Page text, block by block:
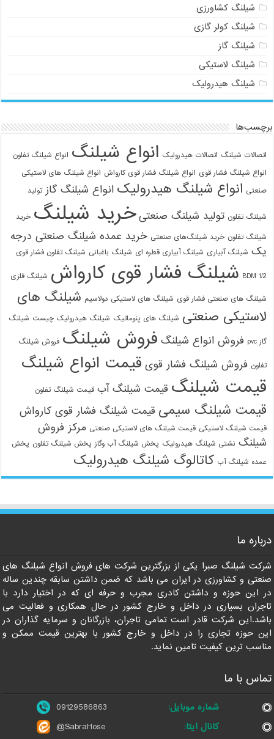
شیلنگ کشاورزی
شیلنگ کولر گازی
شیلنگ گاز
شیلنگ لاستیکی
شیلنگ هیدرولیک
برچسب‌ها
اتصالات شیلنگ اتصالات هیدرولیک انواع شیلنگ انواع شیلنگ تفلون
انواع شیلنگ فشار قوی انواع شیلنگ فشار قوی کارواش انواع شیلنگ های لاستیکی
صنعتی انواع شیلنگ هیدرولیک انواع شیلنگ گاز تولید
شیلنگ تفلون تولید شیلنگ صنعتی خرید شیلنگ خرید
شیلنگ تفلون خرید شیلنگ‌های صنعتی خرید عمده شیلنگ صنعتی درجه
یک شیلنگ آبیاری شیلنگ آبیاری قطره ای شیلنگ باغبانی شیلنگ تفلون فشار قوی
1/2 BDM شیلنگ فشار قوی کارواش شیلنگ فلزی
شیلنگ های صنعتی فشار قوی شیلنگ های لاستیکی دولاسیم شیلنگ های
لاستیکی صنعتی شیلنگ های پنوماتیک شیلنگ هیدرولیک چیست شیلنگ
گاز pvc فروش انواع شیلنگ فروش شیلنگ فروش شیلنگ
تفلون فروش شیلنگ فشار قوی قیمت انواع شیلنگ
قیمت شیلنگ قیمت شیلنگ آب قیمت شیلنگ تفلون
قیمت شیلنگ سیمی قیمت شیلنگ فشار قوی کارواش
قیمت شیلنگ لاستیکی قیمت شیلنگ های لاستیکی صنعتی مرکز فروش
شیلنگ نشتی شیلنگ هیدرولیک پخش شیلنگ آب وگاز پخش شیلنگ تفلون پخش
عمده شیلنگ آب کاتالوگ شیلنگ هیدرولیک
درباره ما
شرکت شیلنگ صبرا یکی از بزرگترین شرکت های فروش انواع شیلنگ های
صنعتی و کشاورزی در ایران می باشد که ضمن داشتن سابقه چندین ساله
در این حوزه و داشتن کادری مجرب و حرفه ای که در اختیار دارد با
تاجران بسیاری در داخل و خارج کشور در حال همکاری و فعالیت می
باشد.این شرکت قادر است تمامی تاجران، بازرگانان و سرمایه گذاران در
این حوزه تجاری را در داخل و خارج کشور با بهترین قیمت ممکن و
مناسب ترین کیفیت تامین نماید.
تماس با ما
شماره موبایل:
09129586863
کانال ایتا:
@SabraHose